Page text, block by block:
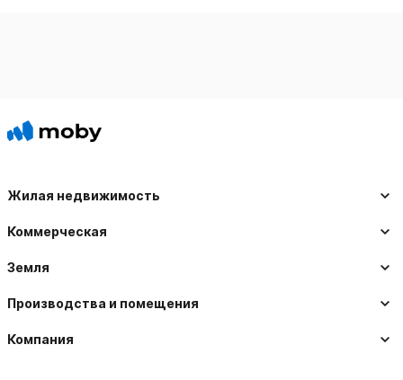
Жилая недвижимость
Коммерческая
Земля
Производства и помещения
Компания